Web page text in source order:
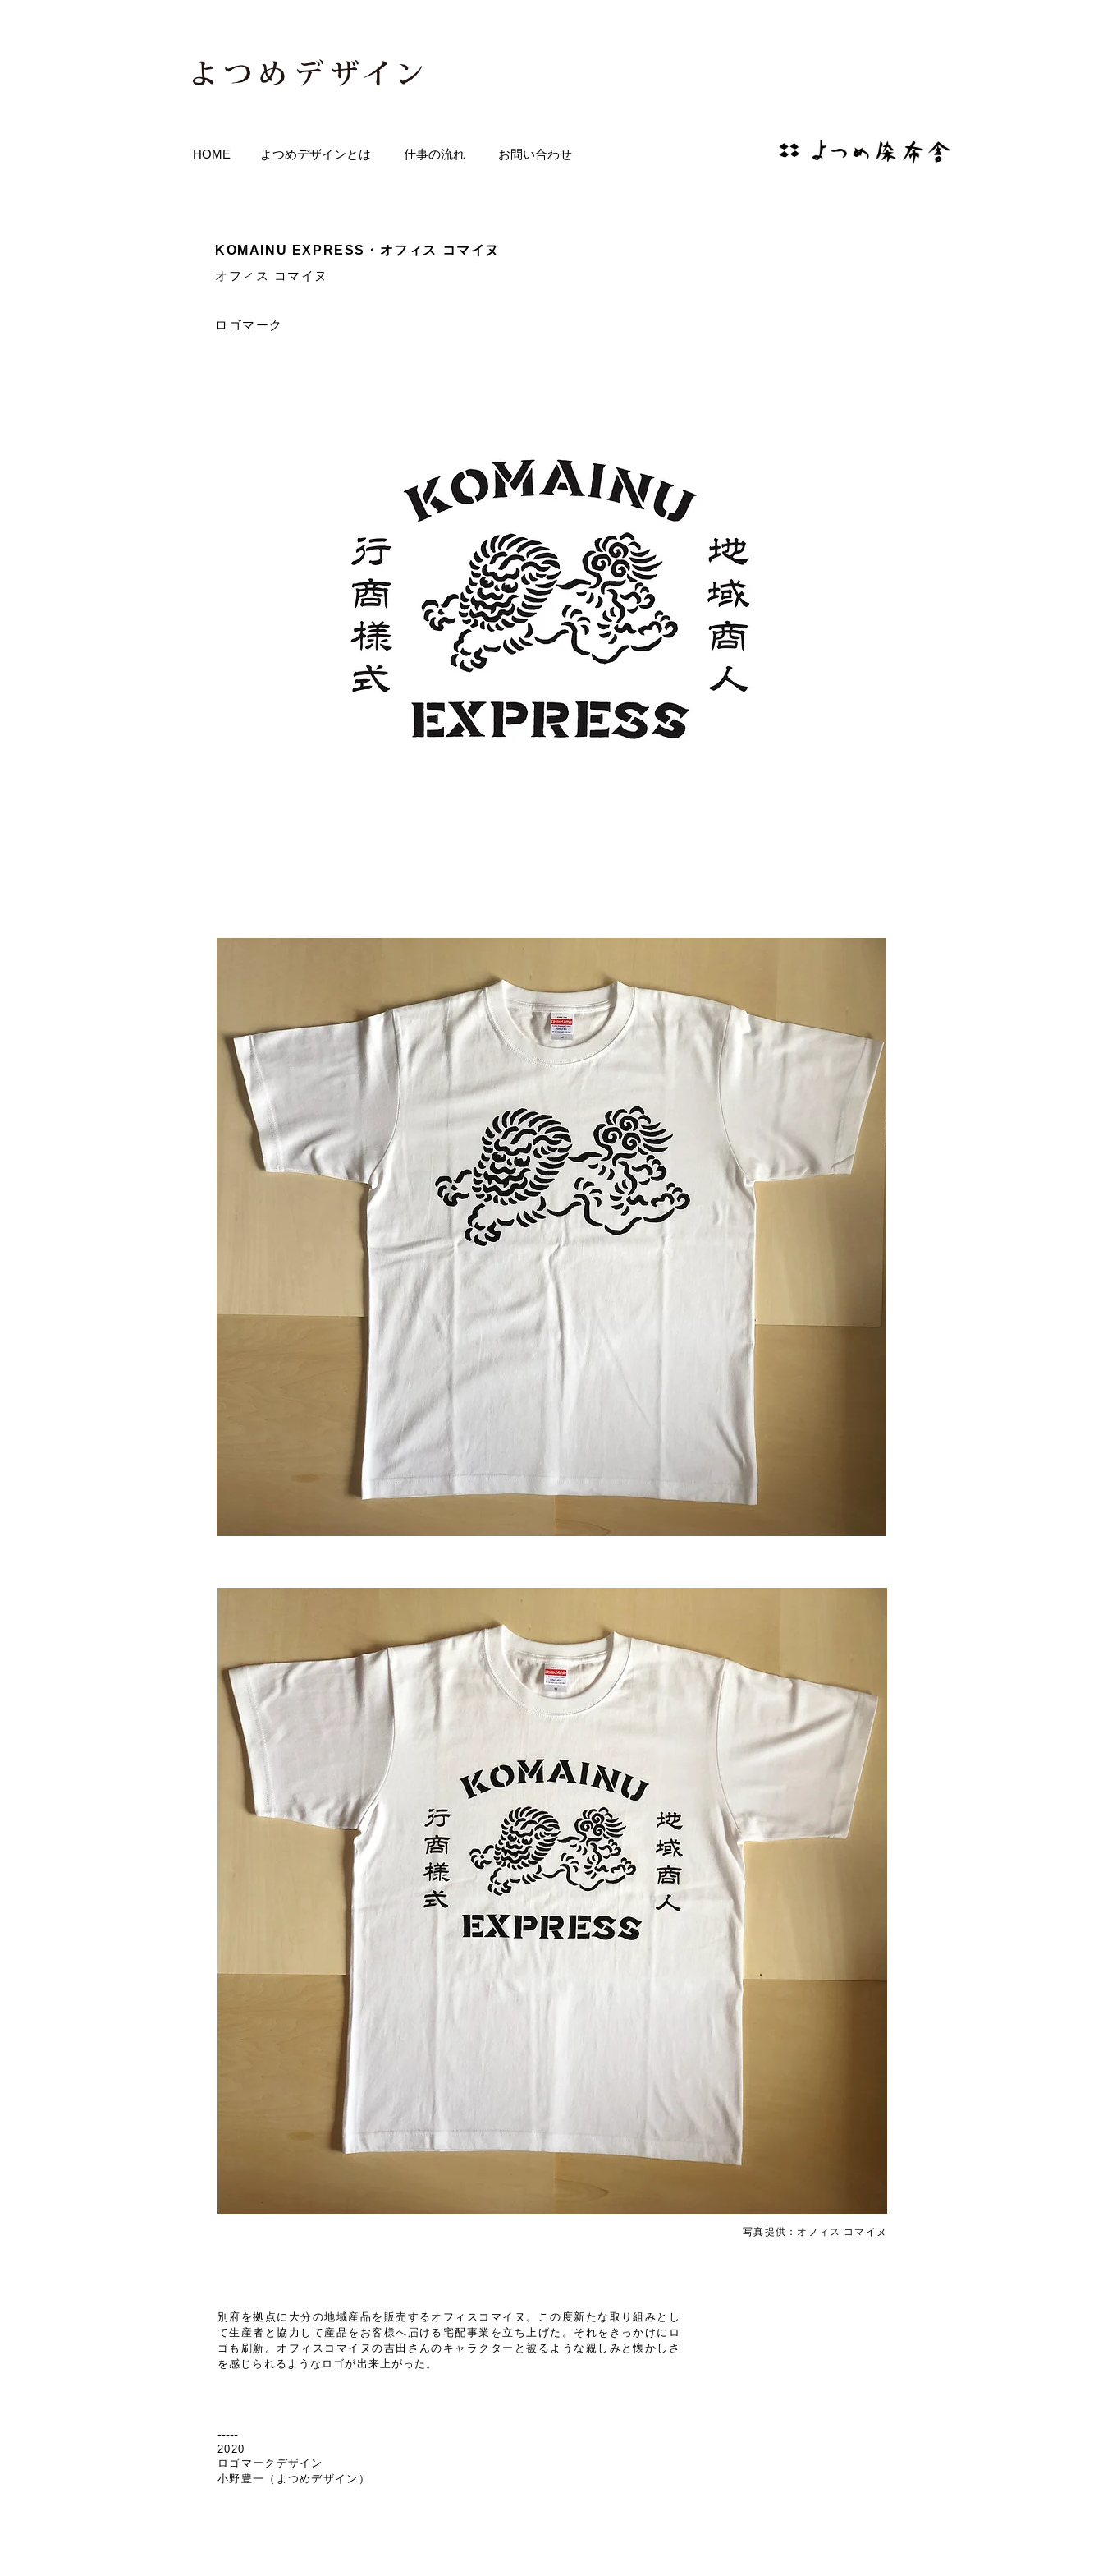
HOME よつめデザインとは 仕事の流れ お問い合わせ
KOMAINU EXPRESS・オフィス コマイヌ
オフィス コマイヌ
​ロゴマーク
写真提供：オフィス コマイヌ
別府を拠点に大分の地域産品を販売するオフィスコマイヌ。この度新たな取り組みとし
て生産者と協力して産品をお客様へ届ける宅配事業を立ち上げた。それをきっかけにロ
ゴも刷新。オフィスコマイヌの吉田さんのキャラクターと被るような親しみと懐かしさ
を感じられるようなロゴが出来上がった。
​-----
2020
ロゴマークデザイン
小野豊一（よつめデザイン）